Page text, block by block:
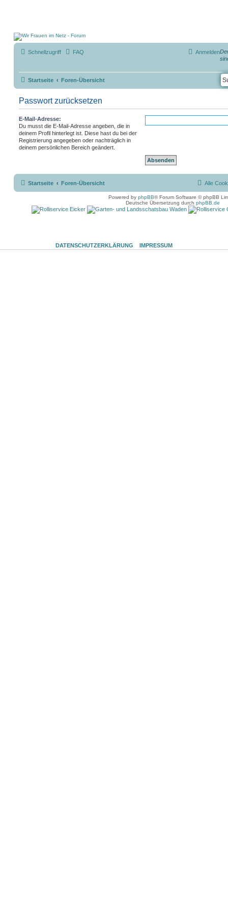
Schnellzugriff FAQ Anmelden
Startseite Foren-Übersicht
Passwort zurücksetzen
E-Mail-Adresse:
Du musst die E-Mail-Adresse angeben, die in
deinem Profil hinterlegt ist. Diese hast du bei der
Registrierung angegeben oder nachträglich in
deinem persönlichen Bereich geändert.
Startseite Foren-Übersicht Alle
Powered by phpBB® Forum Software © phpBB
Deutsche Übersetzung durch phpBB.de
DATENSCHUTZERKLÄRUNG IMPRESSUM